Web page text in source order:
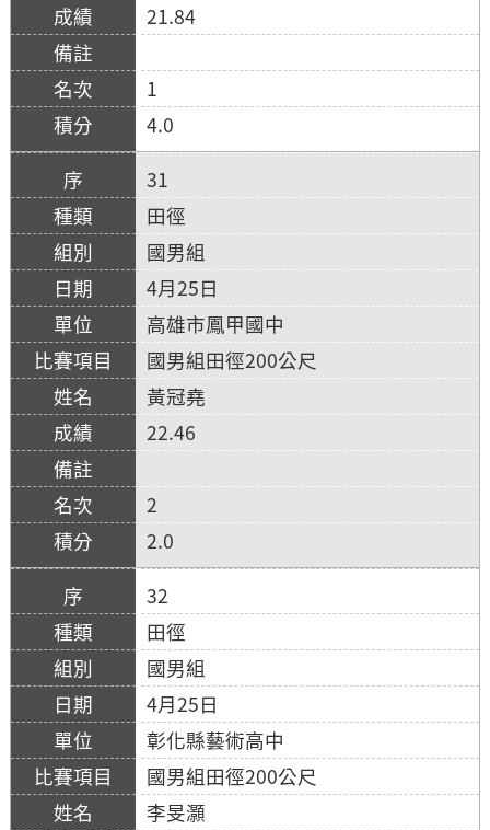
21.84
1
4.0
31
田徑
國男組
4月25日
高雄市鳳甲國中
國男組田徑200公尺
黃冠堯
22.46
2
2.0
32
田徑
國男組
4月25日
彰化縣藝術高中
國男組田徑200公尺
李旻灝